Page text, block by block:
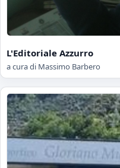
L'Editoriale Azzurro
a cura di Massimo Barbero